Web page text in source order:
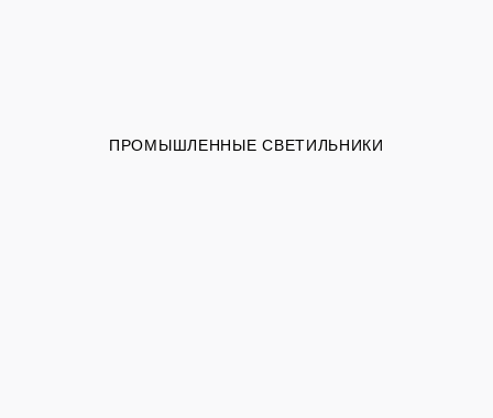
ПРОМЫШЛЕННЫЕ СВЕТИЛЬНИКИ